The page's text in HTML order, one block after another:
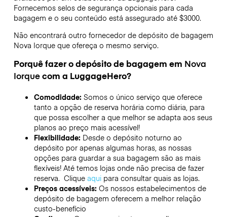
Fornecemos selos de segurança opcionais para cada
bagagem e o seu conteúdo está assegurado até $3000.
Não encontrará outro fornecedor de depósito de bagagem
Nova Iorqueque ofereça o mesmo serviço.
Porquê fazer o depósito de bagagem em Nova
Iorquecom a LuggageHero?
Comodidade: Somos o único serviço que oferece
tanto a opção de reserva horária como diária, para
que possa escolher a que melhor se adapta aos seus
planos ao preço mais acessível!
Flexibilidade: Desde o depósito noturno ao
depósito por apenas algumas horas, as nossas
opções para guardar a sua bagagem são as mais
flexíveis! Até temos lojas onde não precisa de fazer
reserva. Clique aquipara consultar quais as lojas.
Preços acessíveis: Os nossos estabelecimentos de
depósito de bagagem oferecem a melhor relação
custo-benefício